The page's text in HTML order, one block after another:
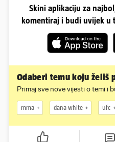
Skini aplikaciju za
komentiraj i budi uvijek u
Odaberi temu koju želiš
Primaj sve nove vijesti o temi i
mma dana white ufc